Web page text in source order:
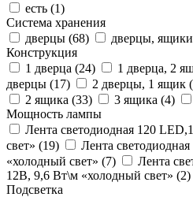
есть (1)
Система хранения
дверцы (68) дверцы,
Конструкция
1 дверца (24) 1 дверца, 2
дверцы (17) 2 дверцы, 1 ящик (
2 ящика (33) 3 ящика (4)
Мощность лампы
Лента светодиодная 120
свет» (19)
Лента
«холодный свет» (7)
Лента
12В, 9,6 Вт\м «холодный свет» (2)
Подсветка